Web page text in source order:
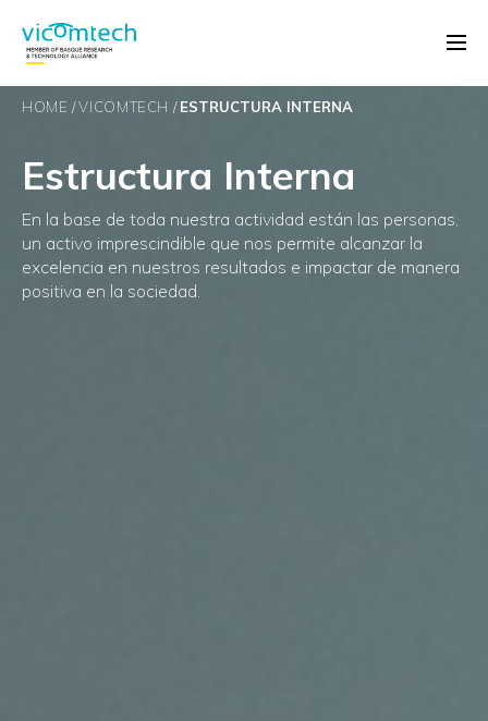
HOME VICOMTECH ESTRUCTURA INTERNA
Estructura Interna
En la base de toda nuestra actividad están las personas,
un activo imprescindible que nos permite alcanzar la
excelencia en nuestros resultados e impactar de manera
positiva en la sociedad.